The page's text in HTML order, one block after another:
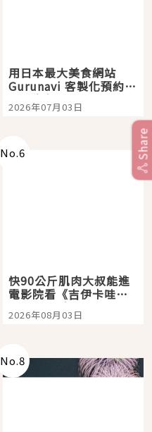
用日本最大美食網站
Gurunavi 客製化預約九
大都市餐廳，打造專屬
美食體驗！
2026年07月03日
No.6
快90公斤肌肉大叔能進
電影院看《吉伊卡哇》
嗎？日本重金屬樂團
「打首」會長與nagano
2026年08月03日
No.8
Share